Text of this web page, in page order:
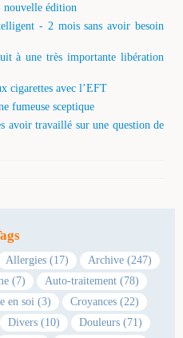
édition
- 2 mois sans avoir besoin
à une très importante libération
cigarettes avec l’EFT
fumeuse sceptique
avoir travaillé sur une question de
Allergies (17)
Archive (247)
(7)
Auto-traitement (78)
en soi (3)
Croyances (22)
Divers (10)
Douleurs (71)